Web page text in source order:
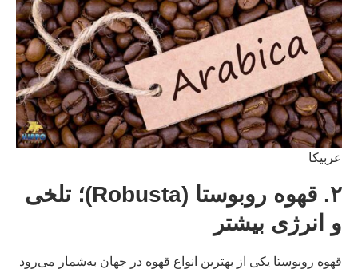
عربیکا
۲. قهوه روبوستا (Robusta)؛ تلخی
و انرژی بیشتر
قهوه روبوستا یکی از بهترین انواع قهوه در جهان به‌شمار می‌رود